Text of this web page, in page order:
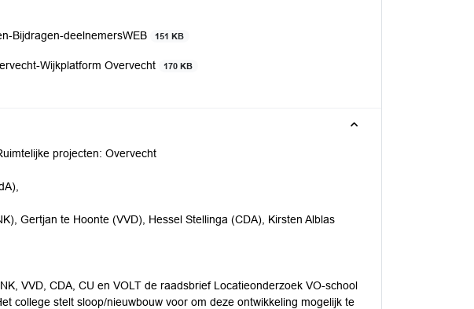
Bijdragen-deelnemersWEB
151 KB
Wijkplatform Overvecht 170 KB
projecten: Overvecht
Gertjan te Hoonte (VVD), Hessel Stellinga (CDA), Kirsten Alblas
VVD, CDA, CU en VOLT de raadsbrief Locatieonderzoek VO-school
college stelt sloop/nieuwbouw voor om deze ontwikkeling mogelijk te